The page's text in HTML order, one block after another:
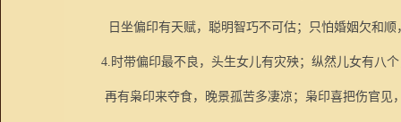
日坐偏印有天赋，聪明智巧不可估；只怕婚姻欠和
4. 时带偏印最不良，头生女儿有灾殃；纵然儿女有八
再有枭印来夺食，晚景孤苦多凄凉；枭印喜把伤官见